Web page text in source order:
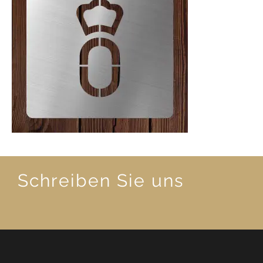
Schreiben Sie uns